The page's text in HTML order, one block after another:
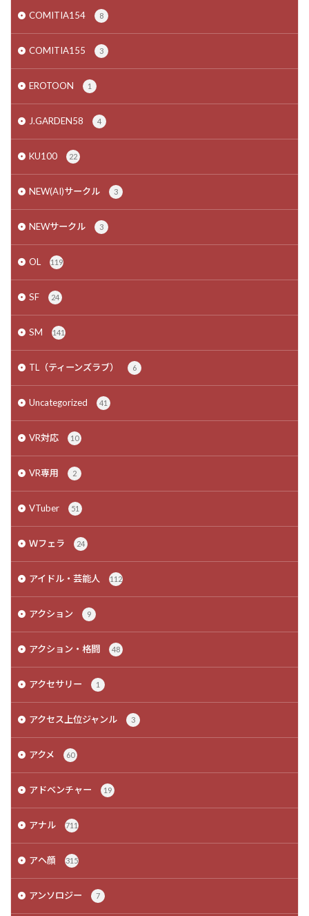
COMITIA154 8
COMITIA155 3
EROTOON 1
J.GARDEN58 4
KU100 22
NEW(AI)サークル 3
NEWサークル 3
OL 119
SF 24
SM 141
TL（ティーンズラブ） 6
Uncategorized 41
VR対応 10
VR専用 2
VTuber 51
Ｗフェラ 24
アイドル・芸能人 112
アクション 9
アクション・格闘 48
アクセサリー 1
アクセス上位ジャンル 3
アクメ 60
アドベンチャー 19
アナル 711
アヘ顔 315
アンソロジー 7